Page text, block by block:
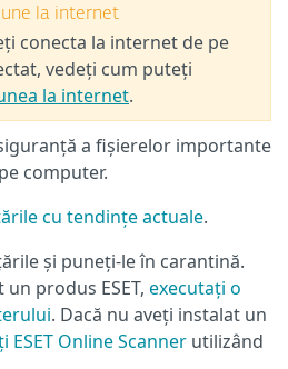
la internet
conecta la internet de pe
vedeți cum puteți
la internet.
a fișierelor importante
computer.
cu tendințe actuale.
și puneți-le în carantină.
produs ESET, executați o
. Dacă nu aveți instalat un
ESET Online Scanner utilizând